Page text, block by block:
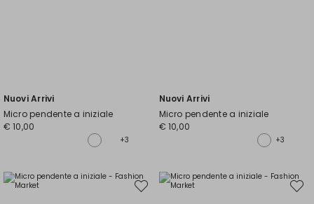
Nuovi Arrivi
Micro pendente a iniziale
€ 10,00
+3
Nuovi Arrivi
Micro pendente a iniziale
€ 10,00
+3
Sposta